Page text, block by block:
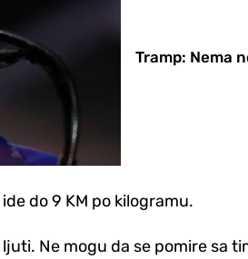
Tramp: Nema
do 9 KM po kilogramu.
Ne mogu da se pomire sa